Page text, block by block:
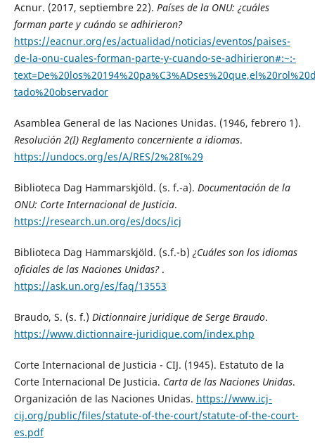
Acnur. (2017, septiembre 22). Países de la ONU: ¿cuáles
forman parte y cuándo se adhirieron?
https://eacnur.org/es/actualidad/noticias/eventos/paises-
de-la-onu-cuales-forman-parte-y-cuando-se-adhirieron#:~:-
tado%20observador
Asamblea General de las Naciones Unidas. (1946, febrero 1).
Resolución 2(I) Reglamento concerniente a idiomas.
https://undocs.org/es/A/RES/2%28I%29
Biblioteca Dag Hammarskjöld. (s. f.-a). Documentación de la
ONU: Corte Internacional de Justicia.
https://research.un.org/es/docs/icj
Biblioteca Dag Hammarskjöld. (s.f.-b) ¿Cuáles son los idiomas
oficiales de las Naciones Unidas? .
https://ask.un.org/es/faq/13553
Braudo, S. (s. f.) Dictionnaire juridique de Serge Braudo.
https://www.dictionnaire-juridique.com/index.php
Corte Internacional de Justicia - CIJ. (1945). Estatuto de la
Corte Internacional De Justicia. Carta de las Naciones Unidas.
Organización de las Naciones Unidas. https://www.icj-
cij.org/public/files/statute-of-the-court/statute-of-the-court-
es.pdf